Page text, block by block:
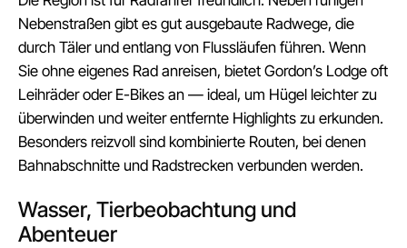
Nebenstraßen gibt es gut ausgebaute Radwege, die
durch Täler und entlang von Flussläufen führen. Wenn
Sie ohne eigenes Rad anreisen, bietet Gordon’s Lodge oft
Leihräder oder E-Bikes an — ideal, um Hügel leichter zu
überwinden und weiter entfernte Highlights zu erkunden.
Besonders reizvoll sind kombinierte Routen, bei denen
Bahnabschnitte und Radstrecken verbunden werden.
Wasser, Tierbeobachtung und
Abenteuer